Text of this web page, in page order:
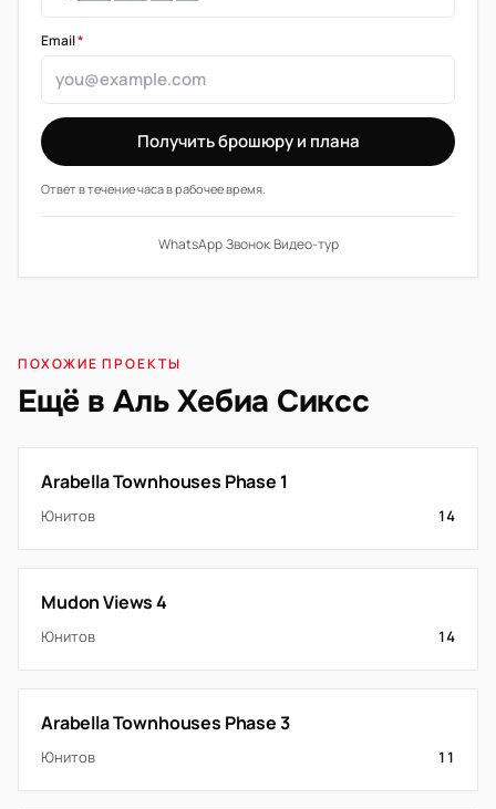
Email*
Получить брошюру и плана
Ответ в течение часа в рабочее время.
WhatsApp·Звонок·Видео-тур
ПОХОЖИЕ ПРОЕКТЫ
Ещё в Аль Хебиа Сиксс
Arabella Townhouses Phase 1
Юнитов 14
Mudon Views 4
Юнитов 14
Arabella Townhouses Phase 3
Юнитов 11